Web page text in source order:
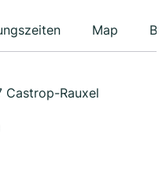
Map
Castrop-Rauxel